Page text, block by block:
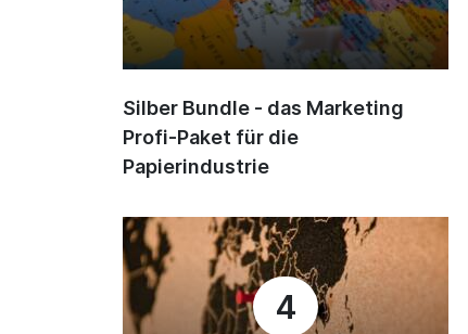
Silber Bundle - das Marketing
Profi-Paket für die
Papierindustrie
4